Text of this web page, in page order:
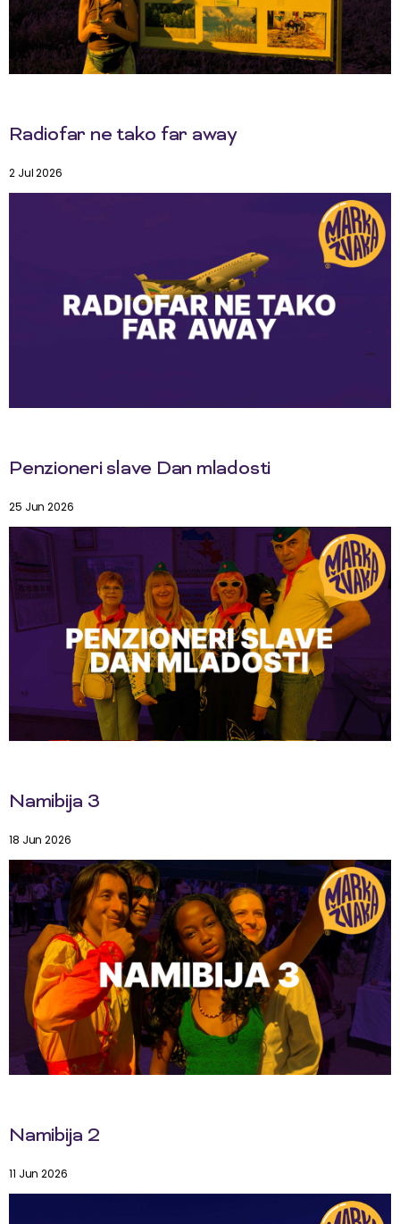
Radiofar ne tako far away
2 Jul 2026
Penzioneri slave Dan mladosti
25 Jun 2026
Namibija 3
18 Jun 2026
Namibija 2
11 Jun 2026